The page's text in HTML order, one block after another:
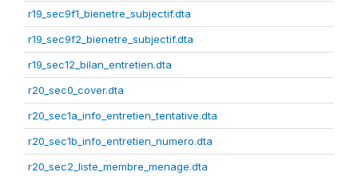
r19_sec9f1_bienetre_subjectif.dta
r19_sec9f2_bienetre_subjectif.dta
r19_sec12_bilan_entretien.dta
r20_sec0_cover.dta
r20_sec1a_info_entretien_tentative.dta
r20_sec1b_info_entretien_numero.dta
r20_sec2_liste_membre_menage.dta